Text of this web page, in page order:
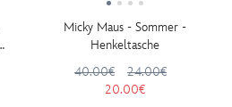
Micky Maus - Sommer -
Henkeltasche
40.00€
24.00€
20.00€